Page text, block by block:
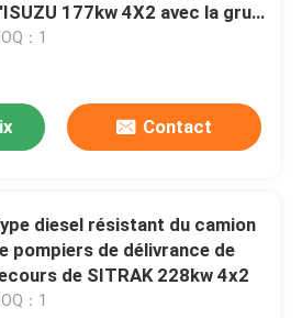
177kw 4X2 avec la grue
5 tonnes
：1
Contact
diesel résistant du camion
pompiers de délivrance de
de SITRAK 228kw 4x2
：1